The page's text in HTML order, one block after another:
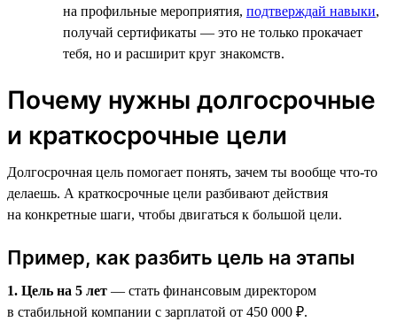
на профильные мероприятия, подтверждай навыки,
получай сертификаты — это не только прокачает
тебя, но и расширит круг знакомств.
Почему нужны долгосрочные
и краткосрочные цели
Долгосрочная цель помогает понять, зачем ты вообще что-то
делаешь. А краткосрочные цели разбивают действия
на конкретные шаги, чтобы двигаться к большой цели.
Пример, как разбить цель на этапы
1. Цель на 5 лет — стать финансовым директором
в стабильной компании с зарплатой от 450 000 ₽.